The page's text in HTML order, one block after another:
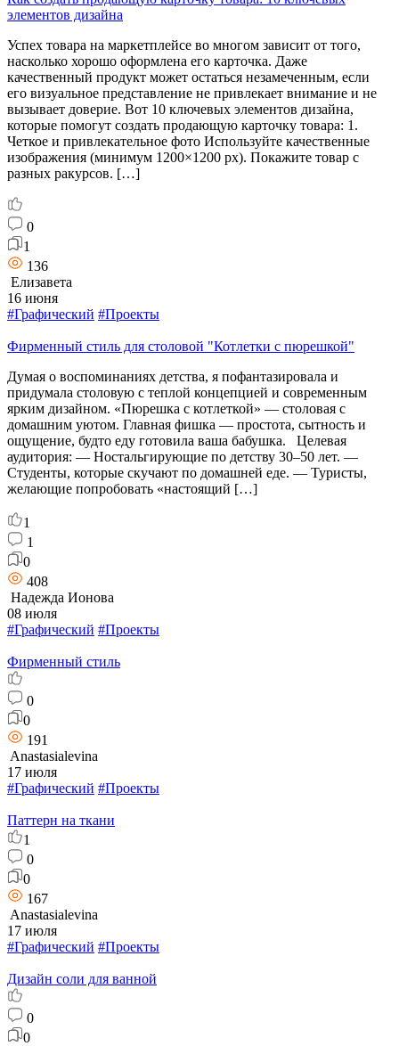
элементов дизайна
Успех товара на маркетплейсе во многом зависит от того,
насколько хорошо оформлена его карточка. Даже
качественный продукт может остаться незамеченным, если
его визуальное представление не привлекает внимание и не
вызывает доверие. Вот 10 ключевых элементов дизайна,
которые помогут создать продающую карточку товара: 1.
Четкое и привлекательное фото Используйте качественные
изображения (минимум 1200×1200 px). Покажите товар с
разных ракурсов. […]
0
1
136
Елизавета
16 июня
#Графический #Проекты
Фирменный стиль для столовой "Котлетки с пюрешкой"
Думая о воспоминаниях детства, я пофантазировала и
придумала столовую с теплой концепцией и современным
ярким дизайном. «Пюрешка с котлеткой» — столовая с
домашним уютом. Главная фишка — простота, сытность и
ощущение, будто еду готовила ваша бабушка. Целевая
аудитория: — Ностальгирующие по детству 30–50 лет. —
Студенты, которые скучают по домашней еде. — Туристы,
желающие попробовать «настоящий […]
1
1
0
408
Надежда Ионова
08 июля
#Графический #Проекты
Фирменный стиль
0
0
191
Anastasialevina
17 июля
#Графический #Проекты
Паттерн на ткани
1
0
0
167
Anastasialevina
17 июля
#Графический #Проекты
Дизайн соли для ванной
0
0